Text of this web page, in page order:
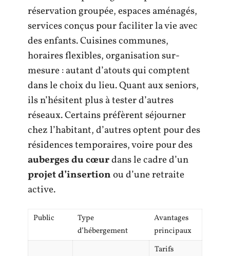
réservation groupée, espaces aménagés,
services conçus pour faciliter la vie avec
des enfants. Cuisines communes,
horaires flexibles, organisation sur-
mesure : autant d’atouts qui comptent
dans le choix du lieu. Quant aux seniors,
ils n’hésitent plus à tester d’autres
réseaux. Certains préfèrent séjourner
chez l’habitant, d’autres optent pour des
résidences temporaires, voire pour des
auberges du cœurdans le cadre d’un
projet d’insertionou d’une retraite
active.
Public
Type
d’hébergement
Avantages
principaux
Tarifs